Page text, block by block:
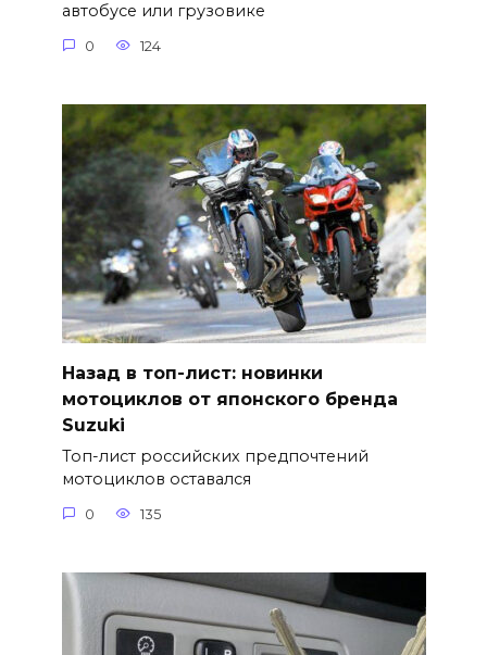
автобусе или грузовике
0 124
Назад в топ-лист: новинки
мотоциклов от японского бренда
Suzuki
Топ-лист российских предпочтений
мотоциклов оставался
0 135